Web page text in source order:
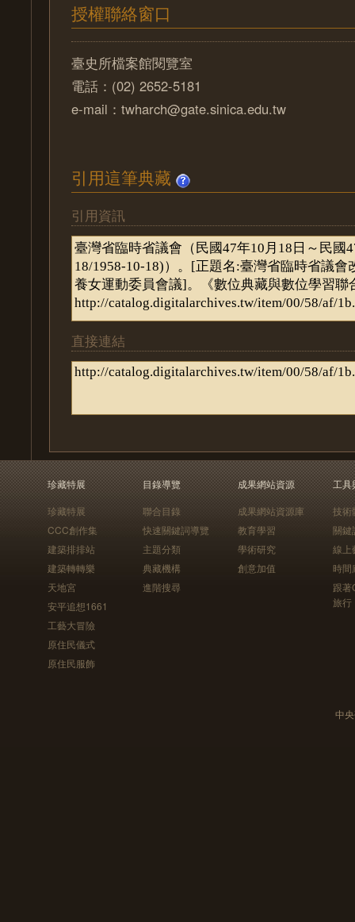
授權聯絡窗口
臺史所檔案館閱覽室
電話：(02) 2652-5181
e-mail：twharch@gate.sinica.edu.tw
引用這筆典藏
引用資訊
直接連結
珍藏特展
珍藏特展
CCC創作集
建築排排站
建築轉轉樂
天地宮
安平追想1661
工藝大冒險
原住民儀式
原住民服飾
目錄導覽
聯合目錄
快速關鍵詞導覽
主題分類
典藏機構
進階搜尋
成果網站資源
成果網站資源庫
教育學習
學術研究
創意加值
工具
技術
關鍵
線上
時間
跟
旅行
中